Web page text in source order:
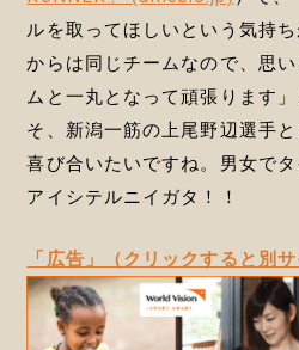
ルを取ってほしいという気持
からは同じチームなので、思
ムと一丸となって頑張ります
そ、新潟一筋の上尾野辺選手
喜び合いたいですね。男女で
アイシテルニイガタ！！
「広告」（クリックすると別